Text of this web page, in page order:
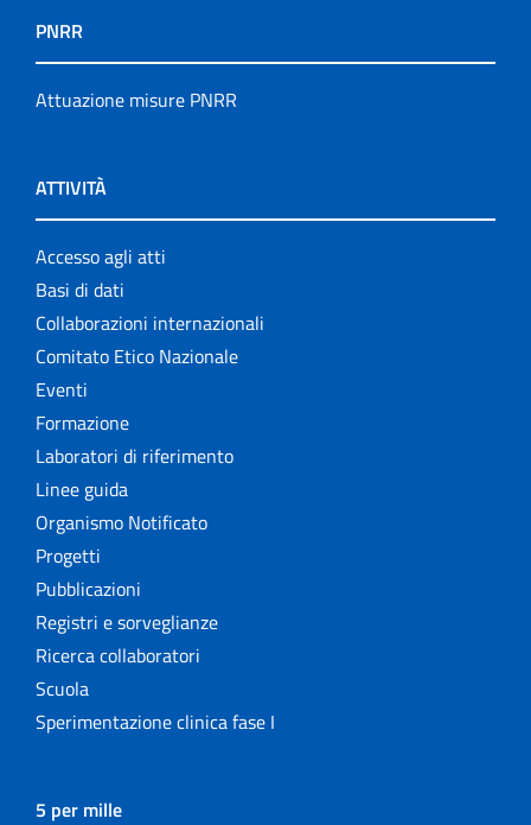
PNRR
Attuazione misure PNRR
ATTIVITÀ
Accesso agli atti
Basi di dati
Collaborazioni internazionali
Comitato Etico Nazionale
Eventi
Formazione
Laboratori di riferimento
Linee guida
Organismo Notificato
Progetti
Pubblicazioni
Registri e sorveglianze
Ricerca collaboratori
Scuola
Sperimentazione clinica fase I
5 per mille